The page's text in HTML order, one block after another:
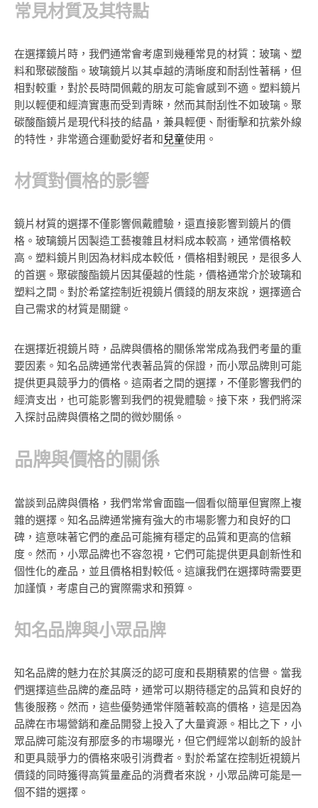
常見材質及其特點
在選擇鏡片時，我們通常會考慮到幾種常見的材質：玻璃、塑
料和聚碳酸酯。玻璃鏡片以其卓越的清晰度和耐刮性著稱，但
相對較重，對於長時間佩戴的朋友可能會感到不適。塑料鏡片
則以輕便和經濟實惠而受到青睞，然而其耐刮性不如玻璃。聚
碳酸酯鏡片是現代科技的結晶，兼具輕便、耐衝擊和抗紫外線
的特性，非常適合運動愛好者和兒童使用。
材質對價格的影響
鏡片材質的選擇不僅影響佩戴體驗，還直接影響到鏡片的價
格。玻璃鏡片因製造工藝複雜且材料成本較高，通常價格較
高。塑料鏡片則因為材料成本較低，價格相對親民，是很多人
的首選。聚碳酸酯鏡片因其優越的性能，價格通常介於玻璃和
塑料之間。對於希望控制近視鏡片價錢的朋友來說，選擇適合
自己需求的材質是關鍵。
在選擇近視鏡片時，品牌與價格的關係常常成為我們考量的重
要因素。知名品牌通常代表著品質的保證，而小眾品牌則可能
提供更具競爭力的價格。這兩者之間的選擇，不僅影響我們的
經濟支出，也可能影響到我們的視覺體驗。接下來，我們將深
入探討品牌與價格之間的微妙關係。
品牌與價格的關係
當談到品牌與價格，我們常常會面臨一個看似簡單但實際上複
雜的選擇。知名品牌通常擁有強大的市場影響力和良好的口
碑，這意味著它們的產品可能擁有穩定的品質和更高的信賴
度。然而，小眾品牌也不容忽視，它們可能提供更具創新性和
個性化的產品，並且價格相對較低。這讓我們在選擇時需要更
加謹慎，考慮自己的實際需求和預算。
知名品牌與小眾品牌
知名品牌的魅力在於其廣泛的認可度和長期積累的信譽。當我
們選擇這些品牌的產品時，通常可以期待穩定的品質和良好的
售後服務。然而，這些優勢通常伴隨著較高的價格，這是因為
品牌在市場營銷和產品開發上投入了大量資源。相比之下，小
眾品牌可能沒有那麼多的市場曝光，但它們經常以創新的設計
和更具競爭力的價格來吸引消費者。對於希望在控制近視鏡片
價錢的同時獲得高質量產品的消費者來說，小眾品牌可能是一
個不錯的選擇。